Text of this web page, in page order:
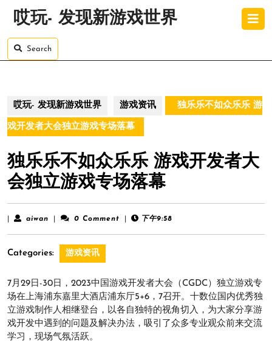
哎玩- 发现新游戏世界
Search
哎玩- 发现新游戏世界 游戏资讯 独乐乐不如众乐乐 游
戏开发者大会独立游戏专场落幕
独乐乐不如众乐乐 游戏开发者大
会独立游戏专场落幕
aiwan aiwan 0 Comment 下午9:58
Categories: 游戏资讯
7月29日-30日，2023中国游戏开发者大会（CGDC）独立游戏专
场在上海浦东嘉里大酒店浦东厅5+6，7召开。十数位国内优秀独
立游戏制作人相继登台，以各自独特的视角切入，为大家分享游
戏开发中遇到的问题及解决办法，吸引了众多专业观众前来交流
学习，现场气氛活跃。